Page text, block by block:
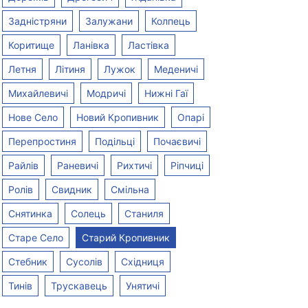
400 грн/міс
до 300 Мбіт/c
Оптика
необмежений
Вартість
Швидкість до 100 Мбіт/c
Тип Оптика
Трафік необмежений
Підключитися
Задністряни Залужани Колпець
Коритище Ланівка Ластівка
Летня Літиня Лужок Меденичі
Михайлевичі Модричі Нижні Гаї
Нове Село Новий Кропивник Опарі
Перепростиня Подільці Почаєвичі
Райлів Раневичі Рихтичі Ріпчиці
Ролів Свидник Смільна
Снятинка Солець Станиля
Старе Село Старий Кропивник
Стебник Сусолів Східниця
Тинів Трускавець Унятичі